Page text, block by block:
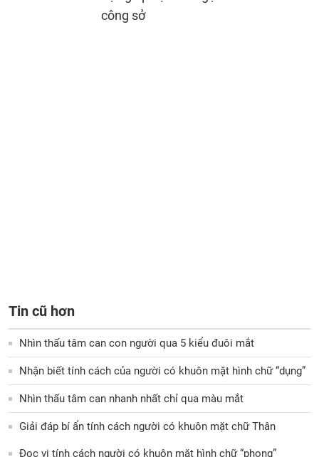
công sở
Tin cũ hơn
Nhìn thấu tâm can con người qua 5 kiểu đuôi mắt
Nhận biết tính cách của người có khuôn mặt hình chữ “dụng”
Nhìn thấu tâm can nhanh nhất chỉ qua màu mắt
Giải đáp bí ẩn tính cách người có khuôn mặt chữ Thân
Đọc vị tính cách người có khuôn mặt hình chữ “phong”